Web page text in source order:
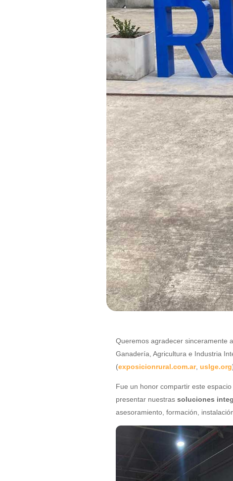
Queremos agradecer sinceramente
Ganadería, Agricultura e Industria
(exposicionrural.com.ar,uslge.org
Fue un honor compartir este
presentar nuestrassoluciones
asesoramiento, formación,